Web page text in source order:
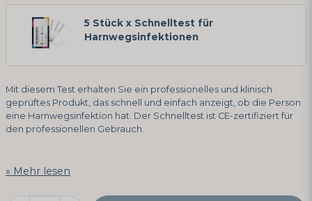
5 Stück x Schnelltest für
Harnwegsinfektionen
Mit diesem Test erhalten Sie ein professionelles und klinisch
geprüftes Produkt, das schnell und einfach anzeigt, ob die Person
eine Harnwegsinfektion hat. Der Schnelltest ist CE-zertifiziert für
den professionellen Gebrauch.
Mehr lesen